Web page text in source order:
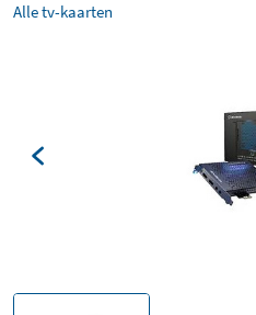
Alle tv-kaarten